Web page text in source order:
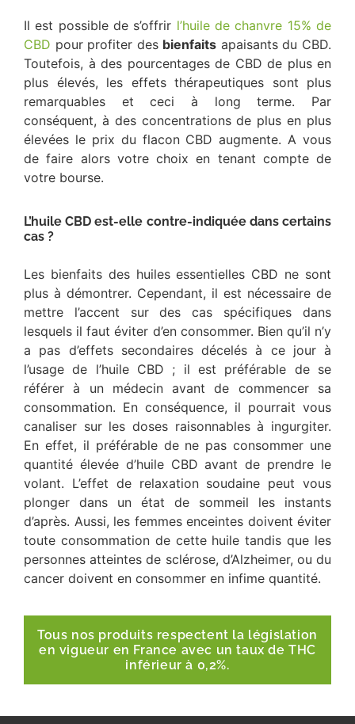
Il est possible de s’offrir l’huile de chanvre 15% de
CBD pour profiter des bienfaits apaisants du CBD.
Toutefois, à des pourcentages de CBD de plus en
plus élevés, les effets thérapeutiques sont plus
remarquables et ceci à long terme. Par
conséquent, à des concentrations de plus en plus
élevées le prix du flacon CBD augmente. A vous
de faire alors votre choix en tenant compte de
votre bourse.
L’huile CBD est-elle contre-indiquée dans certains
cas ?
Les bienfaits des huiles essentielles CBD ne sont
plus à démontrer. Cependant, il est nécessaire de
mettre l’accent sur des cas spécifiques dans
lesquels il faut éviter d’en consommer. Bien qu’il n’y
a pas d’effets secondaires décelés à ce jour à
l’usage de l’huile CBD ; il est préférable de se
référer à un médecin avant de commencer sa
consommation. En conséquence, il pourrait vous
canaliser sur les doses raisonnables à ingurgiter.
En effet, il préférable de ne pas consommer une
quantité élevée d’huile CBD avant de prendre le
volant. L’effet de relaxation soudaine peut vous
plonger dans un état de sommeil les instants
d’après. Aussi, les femmes enceintes doivent éviter
toute consommation de cette huile tandis que les
personnes atteintes de sclérose, d’Alzheimer, ou du
cancer doivent en consommer en infime quantité.
Tous nos produits respectent la législation
en vigueur en France avec un taux de THC
inférieur à 0,2%.